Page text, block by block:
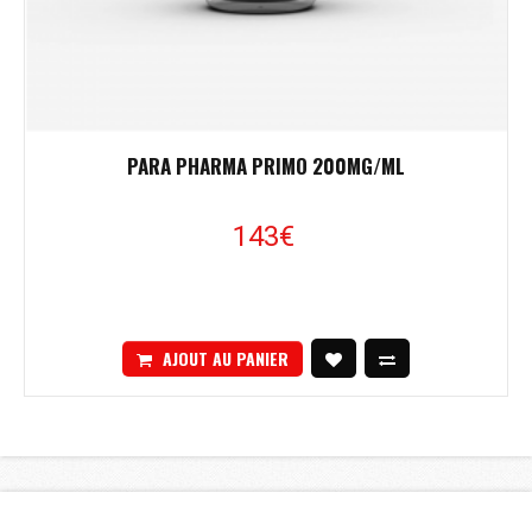
PARA PHARMA PRIMO 200MG/ML
143€
AJOUT AU PANIER